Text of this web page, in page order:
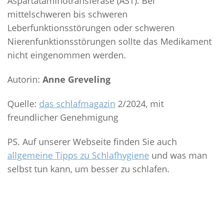
mittelschweren bis schweren
Leberfunktionsstörungen oder schweren
Nierenfunktionsstörungen sollte das Medikament
nicht eingenommen werden.
Autorin: Anne Greveling
Quelle: das schlafmagazin 2/2024, mit
freundlicher Genehmigung
PS. Auf unserer Webseite finden Sie auch
allgemeine Tipps zu Schlafhygiene und was man
selbst tun kann, um besser zu schlafen.